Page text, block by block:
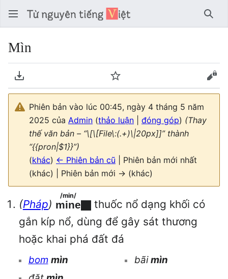
Tìm
Mìn
Tải về PDF Theo dõi
Phiên bản vào lúc 00:45, ngày 4 tháng 5 năm
2025 của Admin (thảo luận đóng góp) (Thay
thế văn bản – “\[\[File\:(.+)\|20px]]” thành
“{{pron|$1}}”)
(khác) ← Phiên bản cũ | Phiên bản mới nhất
(khác) | Phiên bản mới → (khác)
(Pháp) mine
/min/
thuốc nổ dạng khối có
gắn kíp nổ, dùng để gây sát thương
hoặc khai phá đất đá
bom mìn
bãimìn